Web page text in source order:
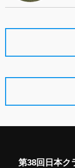
第38回日本ク